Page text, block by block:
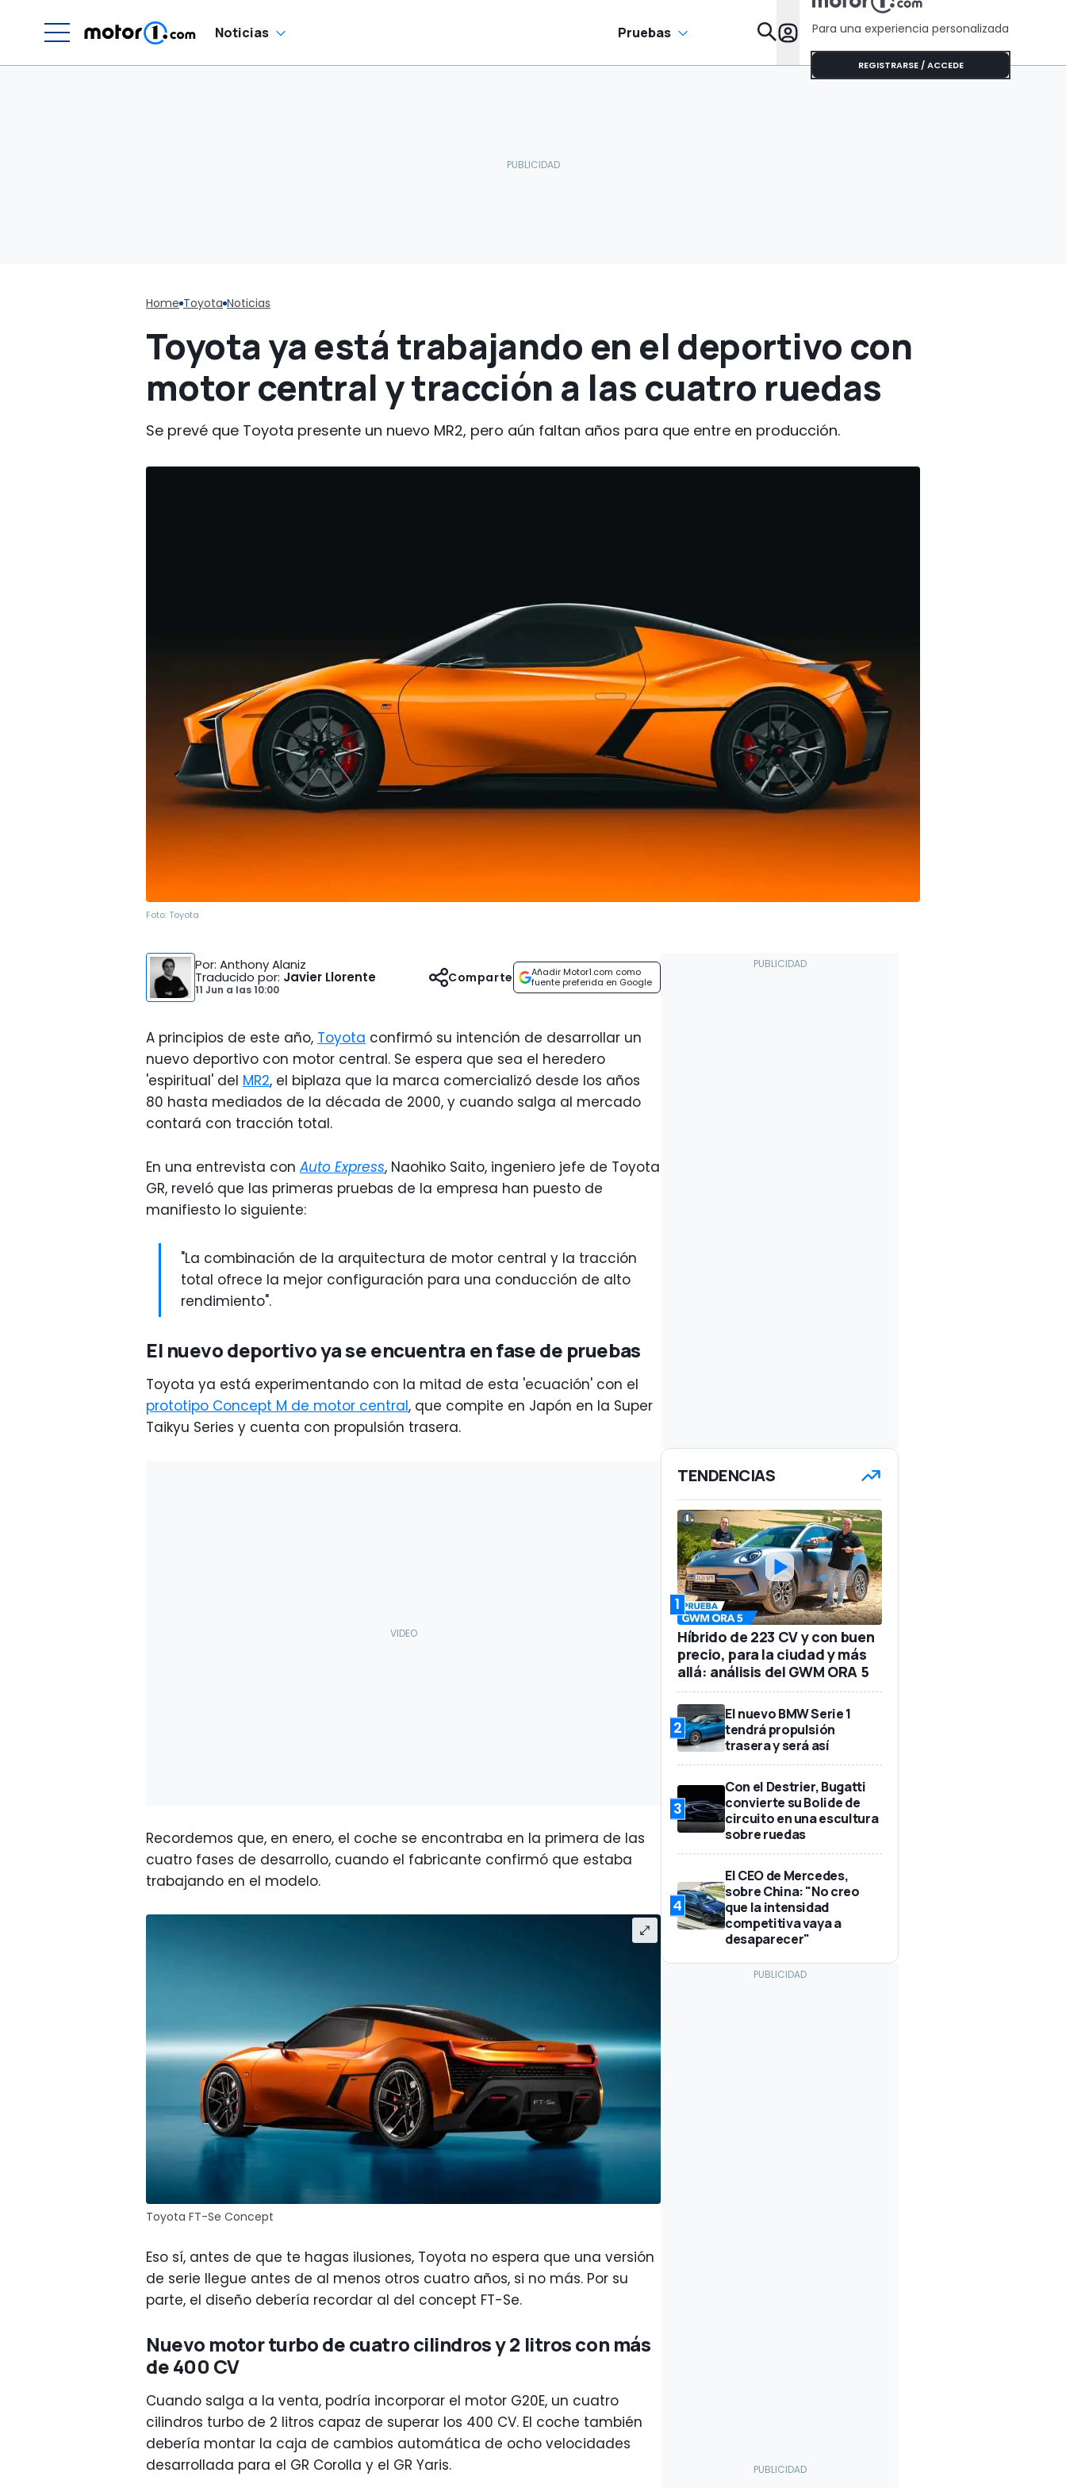
Noticias Pruebas Para una experiencia personalizada
REGISTRARSE / ACCEDE
Home Toyota Noticias
Toyota ya está trabajando en el deportivo con
motor central y tracción a las cuatro ruedas
Se prevé que Toyota presente un nuevo MR2, pero aún faltan años para que entre en producción.
Foto: Toyota
Por: Anthony Alaniz
Traducido por: Javier Llorente
11 Jun a las10:00
Añadir Motor1.com como
fuente preferida en Google
Comparte
A principios de este año, Toyota confirmó su intención de desarrollar un
nuevo deportivo con motor central. Se espera que sea el heredero
'espiritual' del MR2, el biplaza que la marca comercializó desde los años
80 hasta mediados de la década de 2000, y cuando salga al mercado
contará con tracción total.
En una entrevista conAuto Express, Naohiko Saito, ingeniero jefe de Toyota
GR, reveló que las primeras pruebas de la empresa han puesto de
manifiesto lo siguiente:
"La combinación de la arquitectura de motor central y la tracción
total ofrece la mejor configuración para una conducción de alto
rendimiento".
El nuevo deportivo ya se encuentra en fase de pruebas
Toyota ya está experimentando con la mitad de esta 'ecuación' con el
prototipo Concept M de motor central, que compite en Japón en la Super
Taikyu Series y cuenta con propulsión trasera.
Recordemos que, en enero, el coche se encontraba en la primera de las
cuatro fases de desarrollo, cuando el fabricante confirmó que estaba
trabajando en el modelo.
Toyota FT-Se Concept
Eso sí, antes de que te hagas ilusiones, Toyota no espera que una versión
de serie llegue antes de al menos otros cuatro años, si no más. Por su
parte, el diseño debería recordar al del concept FT-Se.
Nuevo motor turbo de cuatro cilindros y 2 litros con más
de 400 CV
Cuando salga a la venta, podría incorporar el motor G20E, un cuatro
cilindros turbo de 2 litros capaz de superar los 400 CV. El coche también
debería montar la caja de cambios automática de ocho velocidades
desarrollada para el GR Corolla y el GR Yaris.
TENDENCIAS
1
Híbrido de 223 CV y con buen
precio, para la ciudad y más
allá: análisis del GWM ORA 5
2
El nuevo BMW Serie 1
tendrá propulsión
trasera y será así
3
Con el Destrier, Bugatti
convierte su Bolide de
circuito en una escultura
sobre ruedas
4
El CEO de Mercedes,
sobre China: "No creo
que la intensidad
competitiva vaya a
desaparecer"